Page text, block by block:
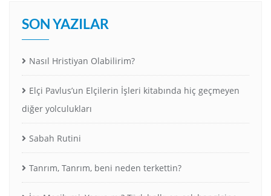
SON YAZILAR
Nasıl Hristiyan Olabilirim?
Elçi Pavlus’un Elçilerin İşleri kitabında hiç geçmeyen
diğer yolculukları
Sabah Rutini
Tanrım, Tanrım, beni neden terkettin?